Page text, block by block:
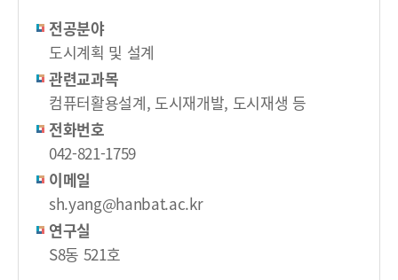
전공분야
도시계획 및 설계
관련교과목
컴퓨터활용설계, 도시재개발, 도시재생 등
전화번호
042-821-1759
이메일
sh.yang@hanbat.ac.kr
연구실
S8동 521호